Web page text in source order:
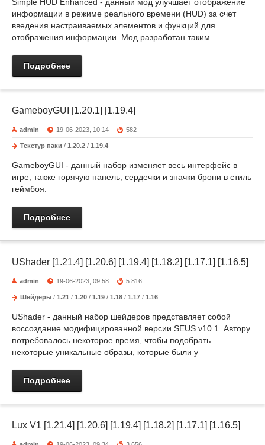
информации в режиме реального времени (HUD) за счет
введения настраиваемых элементов и функций для
отображения информации. Мод разработан таким
Подробнее
GameboyGUI [1.20.1] [1.19.4]
admin 19-06-2023, 10:14 582
Текстур паки / 1.20.2 / 1.19.4
GameboyGUI - данный набор изменяет весь интерфейс в
игре, также горячую панель, сердечки и значки брони в стиль
геймбоя.
Подробнее
UShader [1.21.4] [1.20.6] [1.19.4] [1.18.2] [1.17.1] [1.16.5]
admin 19-06-2023, 09:58 5 816
Шейдеры / 1.21 / 1.20 / 1.19 / 1.18 / 1.17 / 1.16
UShader - данный набор шейдеров представляет собой
воссоздание модифицированной версии SEUS v10.1. Автору
потребовалось некоторое время, чтобы подобрать
некоторые уникальные образы, которые были у
Подробнее
Lux V1 [1.21.4] [1.20.6] [1.19.4] [1.18.2] [1.17.1] [1.16.5]